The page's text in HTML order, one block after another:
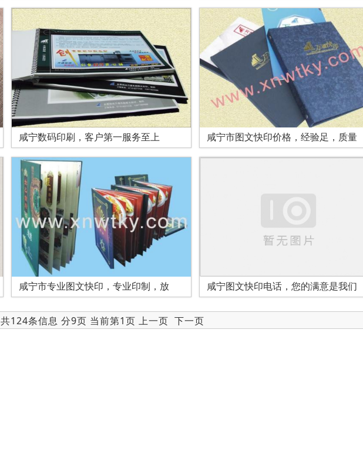
咸宁数码印刷，客户第一服务至上 咸宁市图文快印价格，经验足，质量
咸宁市专业图文快印，专业印制，放 咸宁图文快印电话，您的满意是我们
共124条信息 分9页 当前第1页 上一页 下一页